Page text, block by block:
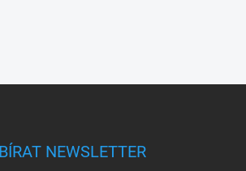
NEWSLETTER